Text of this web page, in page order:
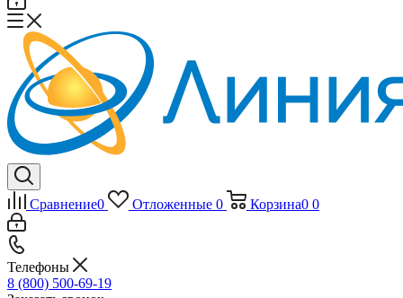
Сравнение0 Отложенные 0 Корзина0 0
Телефоны
8 (800) 500-69-19